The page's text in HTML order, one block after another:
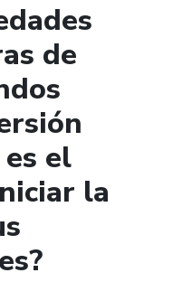
de
el
la